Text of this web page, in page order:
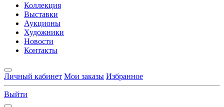
Коллекция
Выставки
Аукционы
Художники
Новости
Контакты
Личный кабинет Мои заказы Избранное
Выйти